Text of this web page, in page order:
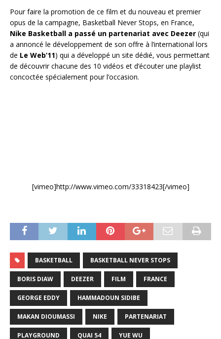
Pour faire la promotion de ce film et du nouveau et premier
opus de la campagne, Basketball Never Stops, en France,
Nike Basketball a passé un partenariat avec Deezer (qui
a annoncé le développement de son offre à l’international lors
de Le Web’11) qui a développé un site dédié, vous permettant
de découvrir chacune des 10 vidéos et d’écouter une playlist
concoctée spécialement pour l’occasion.
[vimeo]http://www.vimeo.com/33318423[/vimeo]
BASKETBALL BASKETBALL NEVER STOPS
BORIS DIAW DEEZER FILM FRANCE
GEORGE EDDY HAMMADOUN SIDIBE
MAKAN DIOUMASSI NIKE PARTENARIAT
PLAYGROUND QUAI 54 YUE WU